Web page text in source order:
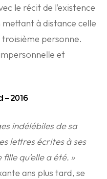
le récit de l’existence
mettant à distance celle
troisième personne.
et
– 2016
indélébiles de sa
lettres écrites à ses
qu’elle a été. »
ans plus tard, se